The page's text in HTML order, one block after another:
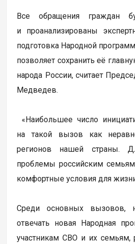
Все обращения граждан
и проанализированы
подготовка Народной
позволяет сохранить её
народа России, считает
Медведев.
«Наибольшее число
на такой вызов как
регионов нашей страны.
проблемы российским
комфортные условия для
Среди основных вызовов,
отвечать новая Народная
участникам СВО и их семьям,